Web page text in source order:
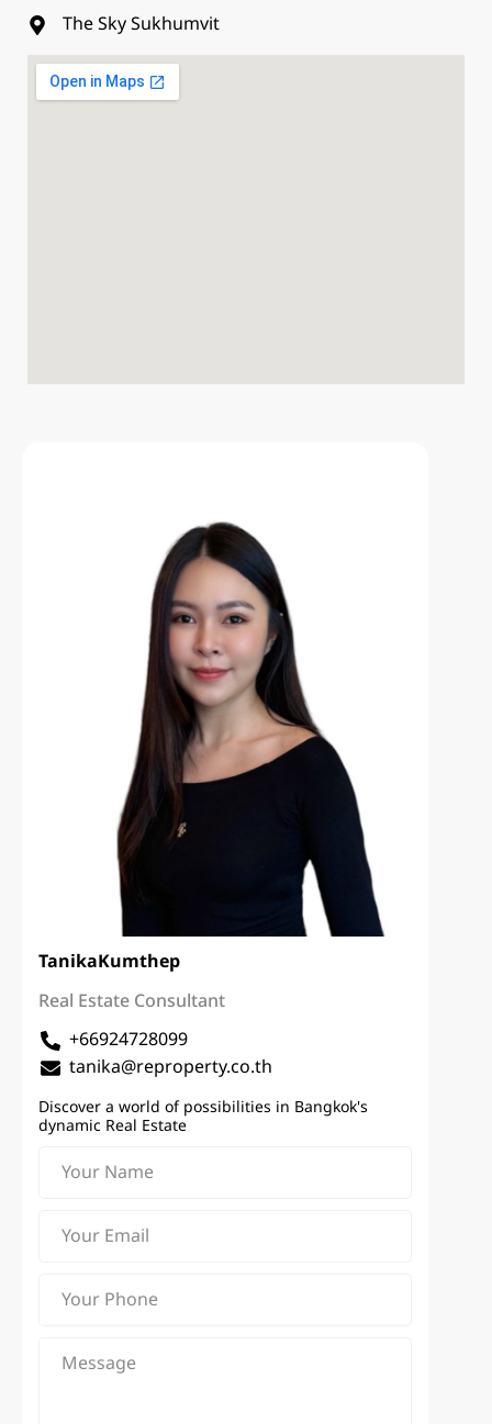
The Sky Sukhumvit
TanikaKumthep
Real Estate Consultant
+66924728099
tanika@reproperty.co.th
Discover a world of possibilities in Bangkok's
dynamic Real Estate